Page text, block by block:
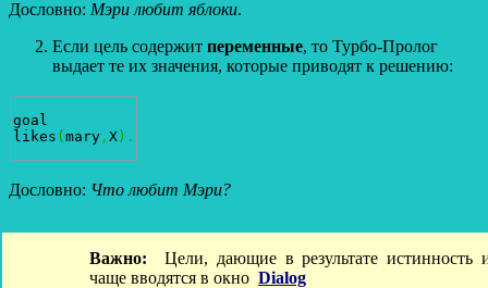
Дословно: Мэри любит яблоки.
Если цель содержит переменные, то Турбо-Пролог
выдает те их значения, которые приводят к решению:
goal
likes (mary , X) .
Дословно: Что любит Мэри?
Важно: Цели, дающие в результате истинность
чаще вводятся в окно Dialog